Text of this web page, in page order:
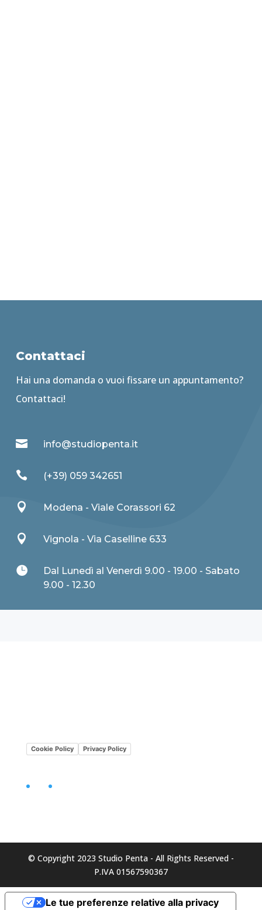
Contattaci
Hai una domanda o vuoi fissare un appuntamento?
Contattaci!
 info@studiopenta.it
 (+39) 059 342651
 Modena - Viale Corassori 62
 Vignola - Via Caselline 633

Dal Lunedì al Venerdì 9.00 - 19.00 - Sabato
9.00 - 12.30
Cookie Policy Privacy Policy
Facebook
© Copyright 2023 Studio Penta - All Rights Reserved -
P.IVA 01567590367
Le tue preferenze relative alla privacy